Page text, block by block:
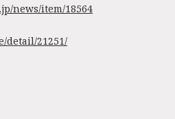
news/item/18564
detail/21251/